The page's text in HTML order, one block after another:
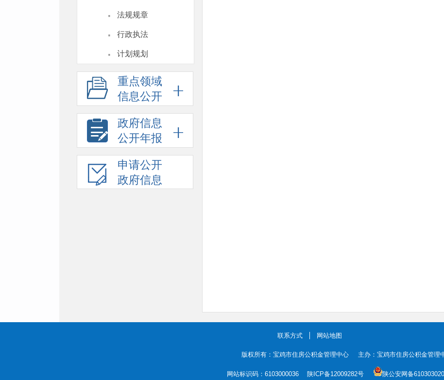
· 法规规章
· 行政执法
· 计划规划
重点领域
信息公开
政府信息
公开年报
申请公开
政府信息
联系方式 网站地图
版权所有：宝鸡市住房公积金管理中心 主办：宝鸡市住房公积金管理
网站标识码：6103000036 陕ICP备12009282号 陕公安网备